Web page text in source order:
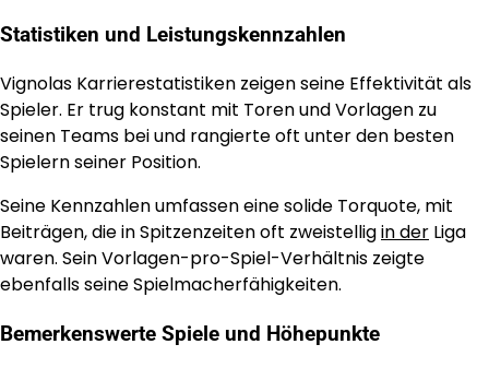
Statistiken und Leistungskennzahlen
Vignolas Karrierestatistiken zeigen seine Effektivität als
Spieler. Er trug konstant mit Toren und Vorlagen zu
seinen Teams bei und rangierte oft unter den besten
Spielern seiner Position.
Seine Kennzahlen umfassen eine solide Torquote, mit
Beiträgen, die in Spitzenzeiten oft zweistelligin der Liga
waren. Sein Vorlagen-pro-Spiel-Verhältnis zeigte
ebenfalls seine Spielmacherfähigkeiten.
Bemerkenswerte Spiele und Höhepunkte